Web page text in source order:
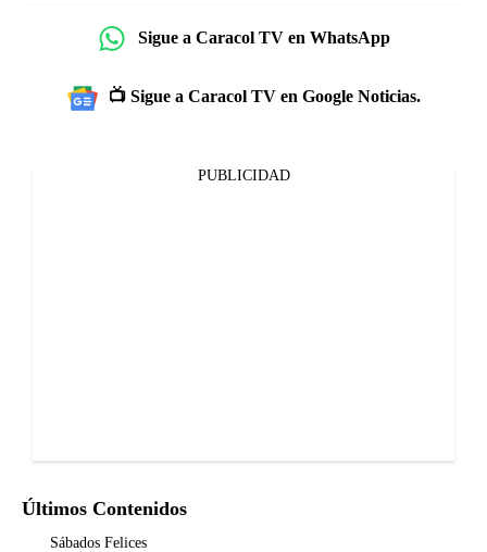
Sigue a Caracol TV en WhatsApp
📺 Sigue a Caracol TV en Google Noticias.
PUBLICIDAD
Últimos Contenidos
Sábados Felices